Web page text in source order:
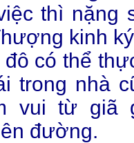
thì nặng
kinh
có thể
trong nhà
vui từ giã
đường.